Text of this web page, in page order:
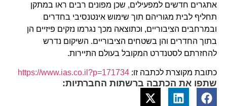
אתגרים חדשים למפעילים, שכן מפונים רבים ראו במתקן
תחליף לבית מגוריהם תוך שימוש אינטנסיבי בחדרים
ובמרחבים הציבוריים, וכתוצאה מכך נגרמו נזקים פיזיים הן
בתוך החדרים והן בשטחים הציבוריים. השיקום נדרש
להחזרתם לסטנדרט המקובל בעולם התיירות.
כתובת מקוצרת לכתבה זו: https://www.ias.co.il?p=171734
שתפו את הכתבה ברשתות החברתיות: